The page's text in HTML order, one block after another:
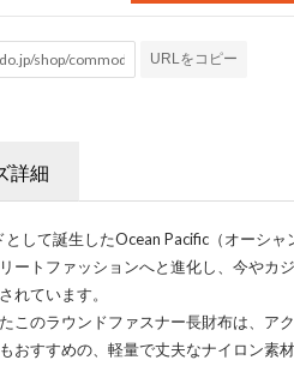
URLをコピー
詳細
して誕生したOcean Pacific（オーシャ
ートファッションへと進化し、今やカ
れています。
このラウンドファスナー長財布は、ア
おすすめの、軽量で丈夫なナイロン素